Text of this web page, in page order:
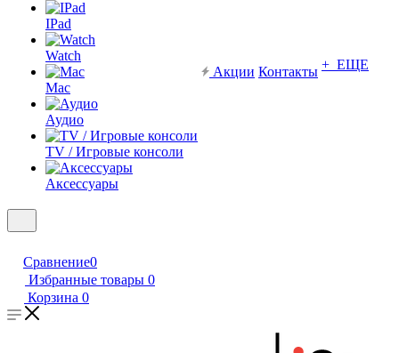
IPad
Watch
Mac
Аудио
TV / Игровые консоли
Аксессуары
Акции Контакты + ЕЩЕ
Сравнение0
Избранные товары 0
Корзина 0